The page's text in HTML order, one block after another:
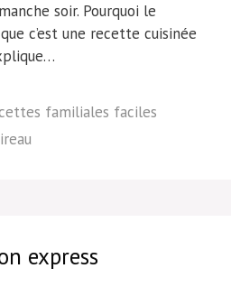
soir. Pourquoi le
c’est une recette cuisinée
familiales faciles
express